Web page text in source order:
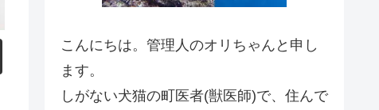
こんにちは。管理人のオリちゃんと申し
ます。
しがない犬猫の町医者(獣医師)で、住んで